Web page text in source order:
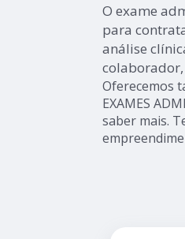
O exame
para
análise
Oferecemos
EXAMES
saber mais.